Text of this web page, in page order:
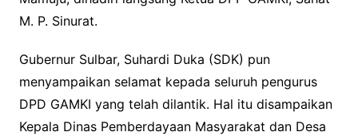
M. P. Sinurat.
Gubernur Sulbar, Suhardi Duka (SDK) pun
menyampaikan selamat kepada seluruh pengurus
DPD GAMKI yang telah dilantik. Hal itu disampaikan
Kepala Dinas Pemberdayaan Masyarakat dan Desa